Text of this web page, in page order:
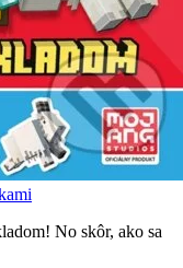
No skôr, ako sa